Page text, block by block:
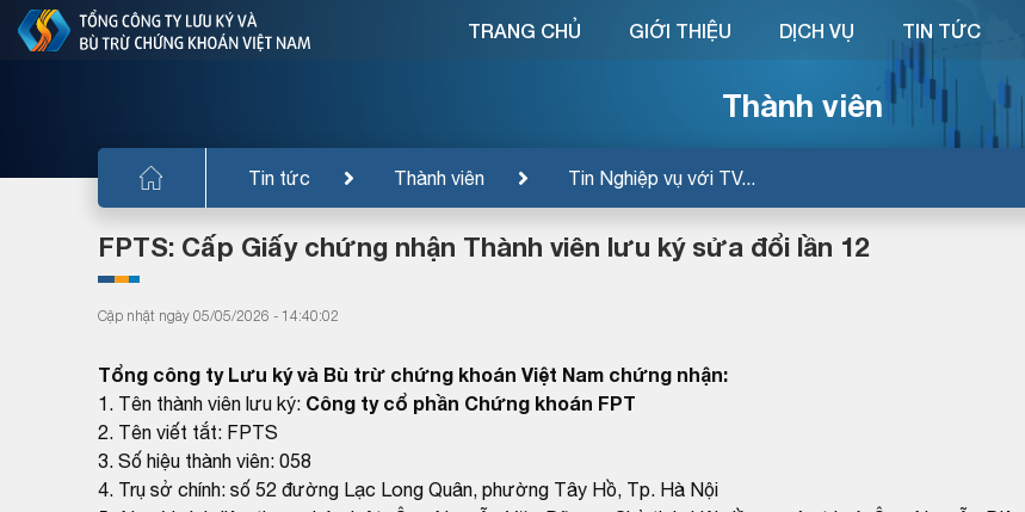
Thành viên
Tin tức Thành viên Tin Nghiệp vụ với TV...
TRANG CHỦ GIỚI THIỆU DỊCH VỤ TIN TỨC
FPTS: Cấp Giấy chứng nhận Thành viên lưu ký sửa đổi lần 12
Cập nhật ngày 05/05/2026 - 14:40:02
Tổng công ty Lưu ký và Bù trừ chứng khoán Việt Nam chứng nhận:
1. Tên thành viên lưu ký: Công ty cổ phần Chứng khoán FPT
2. Tên viết tắt: FPTS
3. Số hiệu thành viên: 058
4. Trụ sở chính: số 52 đường Lạc Long Quân, phường Tây Hồ, Tp. Hà Nội